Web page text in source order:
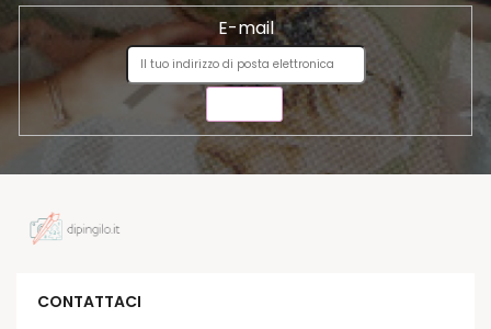
E-mail
CONTATTACI